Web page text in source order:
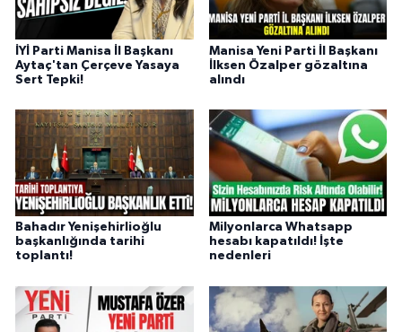
İYİ Parti Manisa İl Başkanı
Aytaç'tan Çerçeve Yasaya
Sert Tepki!
Manisa Yeni Parti İl Başkanı
İlksen Özalper gözaltına
alındı
Bahadır Yenişehirlioğlu
başkanlığında tarihi
toplantı!
Milyonlarca Whatsapp
hesabı kapatıldı! İşte
nedenleri